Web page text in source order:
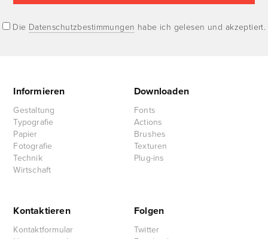
Die Datenschutzbestimmungen habe ich gelesen und akzeptiert.
Informieren
Gestaltung
Typografie
Papier
Fotografie
Technik
Wirtschaft
Downloaden
Fonts
Actions
Brushes
Texturen
Plug-ins
Kontaktieren
Kontaktformular
Folgen
Twitter